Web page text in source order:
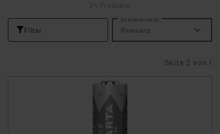
24 Produkte
Filter
Sortieren nach
Relevanz
Seite 2 von 1